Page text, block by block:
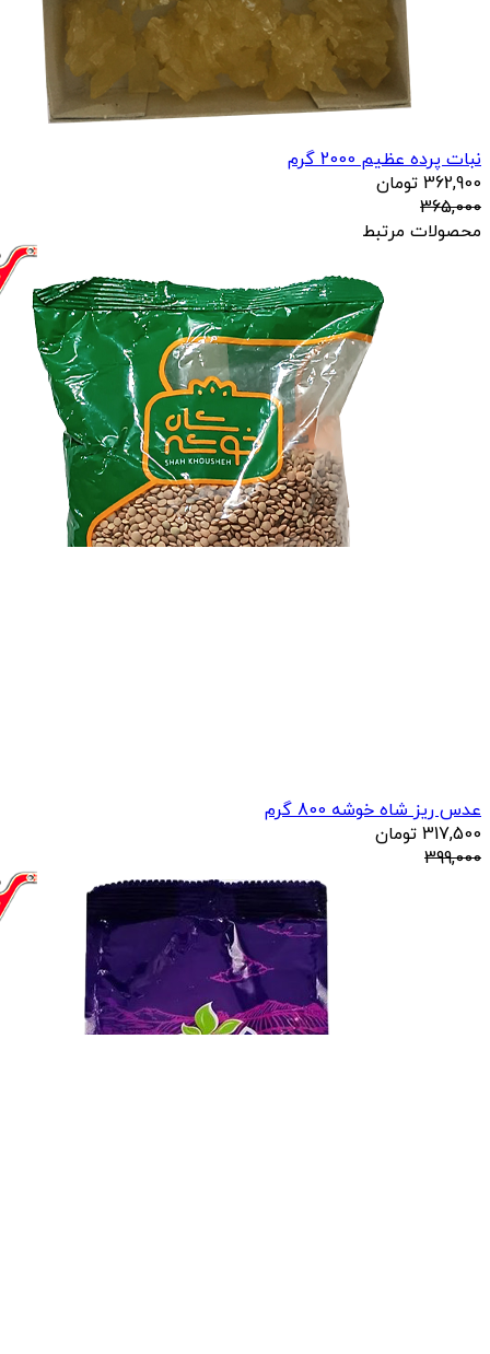
نبات پرده عظیم 2000 گرم
362,900 تومان
365,000
محصولات مرتبط
عدس ریز شاه خوشه 800 گرم
317,500 تومان
399,000